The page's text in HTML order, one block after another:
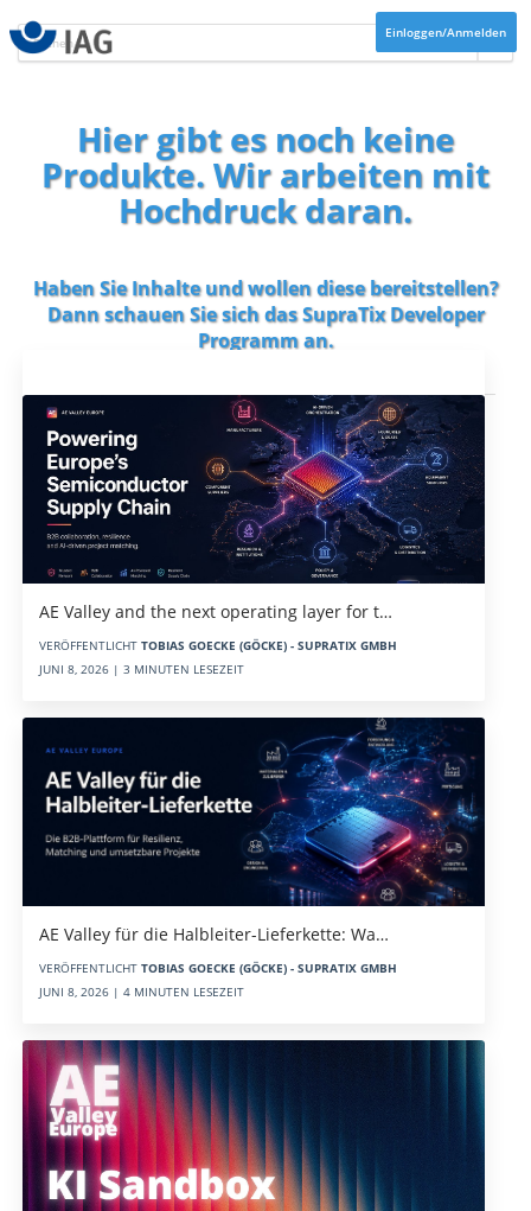
Einloggen/Anmelden
Hier gibt es noch keine
Produkte. Wir arbeiten mit
Hochdruck daran.
Haben Sie Inhalte und wollen diese bereitstellen?
Dann schauen Sie sich dasSupraTix Developer
Programman.
AE Valley and the next operating layer for t…
VERÖFFENTLICHT TOBIAS GOECKE (GÖCKE) - SUPRATIX GMBH
JUNI 8, 2026 | 3 MINUTEN LESEZEIT
AE Valley für die Halbleiter-Lieferkette: Wa…
VERÖFFENTLICHT TOBIAS GOECKE (GÖCKE) - SUPRATIX GMBH
JUNI 8, 2026 | 4 MINUTEN LESEZEIT